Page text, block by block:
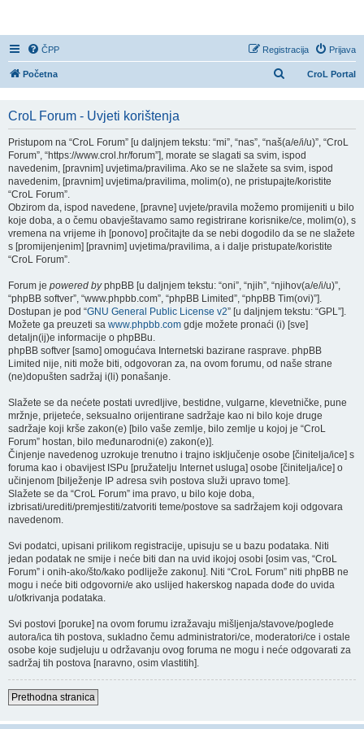
ČPP Prijava
Registracija
CroL Portal
Početna
t
r
a
n
i
k
CroL Forum - Uvjeti korištenja
Pristupom na “CroL Forum” [u daljnjem tekstu: “mi”, “nas”, “naš(a/e/i/u)”, “CroL
Forum”, “https://www.crol.hr/forum”], morate se slagati sa svim, ispod
navedenim, [pravnim] uvjetima/pravilima. Ako se ne slažete sa svim, ispod
navedenim, [pravnim] uvjetima/pravilima, molim(o), ne pristupajte/koristite
“CroL Forum”.
Obzirom da, ispod navedene, [pravne] uvjete/pravila možemo promijeniti u bilo
koje doba, a o čemu obavještavamo samo registrirane korisnike/ce, molim(o), s
vremena na vrijeme ih [ponovo] pročitajte da se nebi dogodilo da se ne slažete
s [promijenjenim] [pravnim] uvjetima/pravilima, a i dalje pristupate/koristite
“CroL Forum”.
Forum je powered byphpBB [u daljnjem tekstu: “oni”, “njih”, “njihov(a/e/i/u)”,
“phpBB softver”, “www.phpbb.com”, “phpBB Limited”, “phpBB Tim(ovi)”].
Dostupan je pod “GNU General Public License v2” [u daljnjem tekstu: “GPL”].
Možete ga preuzeti sa www.phpbb.com gdje možete pronaći (i) [sve]
detaljn(ij)e informacije o phpBBu.
phpBB softver [samo] omogućava Internetski bazirane rasprave. phpBB
Limited nije, niti može biti, odgovoran za, na ovom forumu, od naše strane
(ne)dopušten sadržaj i(li) ponašanje.
Slažete se da nećete postati uvredljive, bestidne, vulgarne, klevetničke, pune
mržnje, prijeteće, seksualno orijentirane sadržaje kao ni bilo koje druge
sadržaje koji krše zakon(e) [bilo vaše zemlje, bilo zemlje u kojoj je “CroL
Forum” hostan, bilo međunarodni(e) zakon(e)].
Činjenje navedenog uzrokuje trenutno i trajno isključenje osobe [činitelja/ice] s
foruma kao i obavijest ISPu [pružatelju Internet usluga] osobe [činitelja/ice] o
učinjenom [bilježenje IP adresa svih postova služi upravo tome].
Slažete se da “CroL Forum” ima pravo, u bilo koje doba,
izbrisati/urediti/premjestiti/zatvoriti teme/postove sa sadržajem koji odgovara
navedenom.
Svi podatci, upisani prilikom registracije, upisuju se u bazu podataka. Niti
jedan podatak ne smije i neće biti dan na uvid ikojoj osobi [osim vas, “CroL
Forum” i onih-ako/što/kako podliježe zakonu]. Niti “CroL Forum” niti phpBB ne
mogu i neće biti odgovorni/e ako uslijed hakerskog napada dođe do uvida
u/otkrivanja podataka.
Svi postovi [poruke] na ovom forumu izražavaju mišljenja/stavove/poglede
autora/ica tih postova, sukladno čemu administratori/ce, moderatori/ce i ostale
osobe koje sudjeluju u održavanju ovog foruma ne mogu i neće odgovarati za
sadržaj tih postova [naravno, osim vlastitih].
Prethodna stranica